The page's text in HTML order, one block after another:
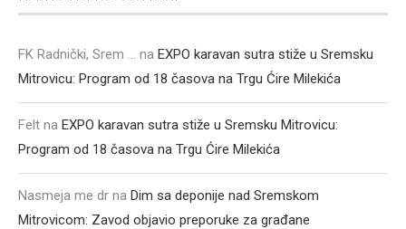
FK Radnički, Srem ... na EXPO karavan sutra stiže u Sremsku
Mitrovicu: Program od 18 časova na Trgu Ćire Milekića
Felt na EXPO karavan sutra stiže u Sremsku Mitrovicu:
Program od 18 časova na Trgu Ćire Milekića
Nasmeja me dr na Dim sa deponije nad Sremskom
Mitrovicom: Zavod objavio preporuke za građane